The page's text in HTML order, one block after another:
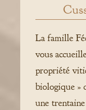
La famille
vous
propriété
biologique »
une